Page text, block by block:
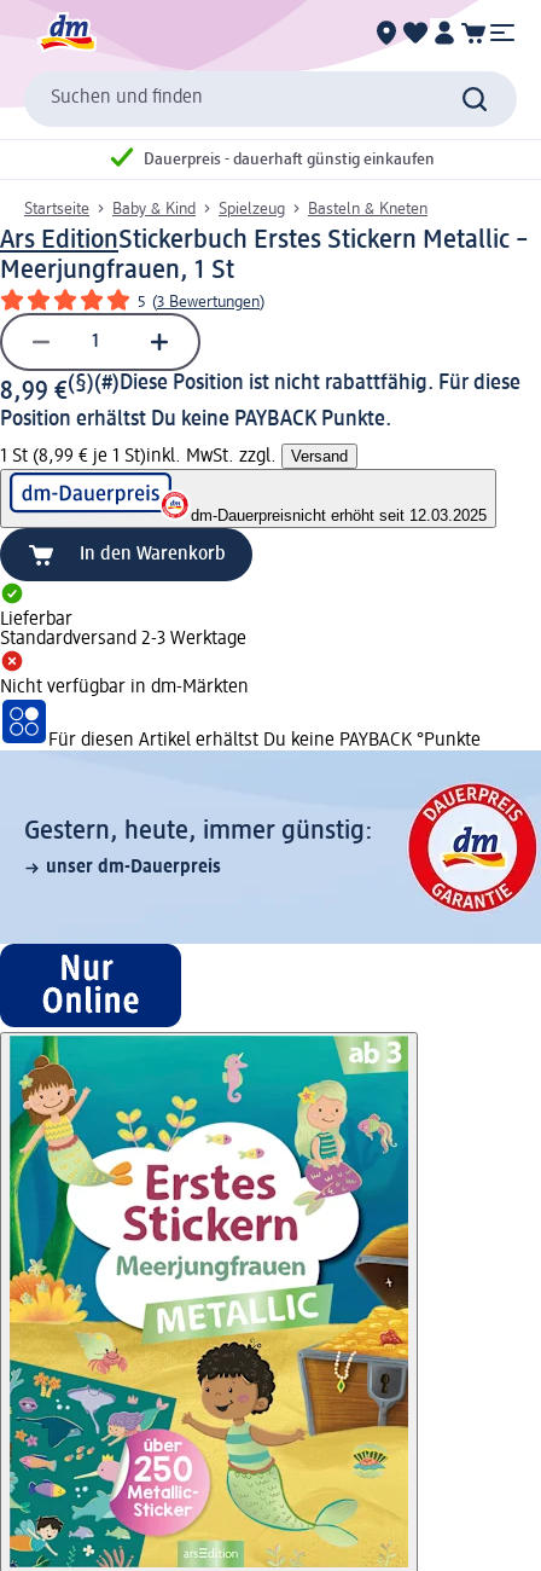
Suchen und finden
Dauerpreis - dauerhaft günstig einkaufen
Startseite Baby & Kind Spielzeug Basteln & Kneten
Ars EditionStickerbuch Erstes Stickern Metallic –
Meerjungfrauen, 1 St
5 (3 Bewertungen)
8,99 €(§)(#)Diese Position ist nicht rabattfähig. Für diese
Position erhältst Du keine PAYBACK Punkte.
1 St (8,99 € je 1 St)inkl. MwSt. zzgl. Versand
dm-Dauerpreisnicht erhöht seit 12.03.2025
In den Warenkorb
Lieferbar
Standardversand 2-3 Werktage
Nicht verfügbar in dm-Märkten
Für diesen Artikel erhältst Du keine PAYBACK °Punkte
Gestern, heute, immer günstig:
unser dm-Dauerpreis